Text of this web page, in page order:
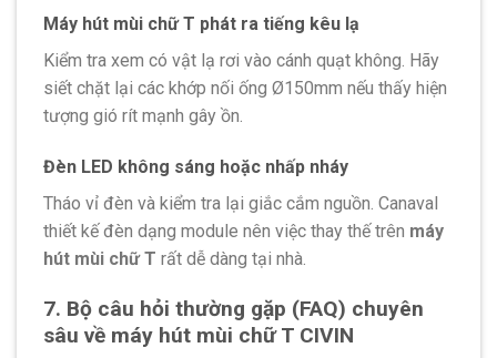
Máy hút mùi chữ T phát ra tiếng kêu lạ
Kiểm tra xem có vật lạ rơi vào cánh quạt không. Hãy
siết chặt lại các khớp nối ống Ø150mm nếu thấy hiện
tượng gió rít mạnh gây ồn.
Đèn LED không sáng hoặc nhấp nháy
Tháo vỉ đèn và kiểm tra lại giắc cắm nguồn. Canaval
thiết kế đèn dạng module nên việc thay thế trên máy
hút mùi chữ T rất dễ dàng tại nhà.
7. Bộ câu hỏi thường gặp (FAQ) chuyên
sâu về máy hút mùi chữ T CIVIN